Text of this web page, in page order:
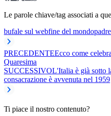
Le parole chiave/tag associati a
bufale sul webfine del mondo
PRECEDENTEEcco come
Quaresima
SUCCESSIVOL'Italia è già sotto
consacrazione è avvenuta nel 1959
Ti piace il nostro contenuto?